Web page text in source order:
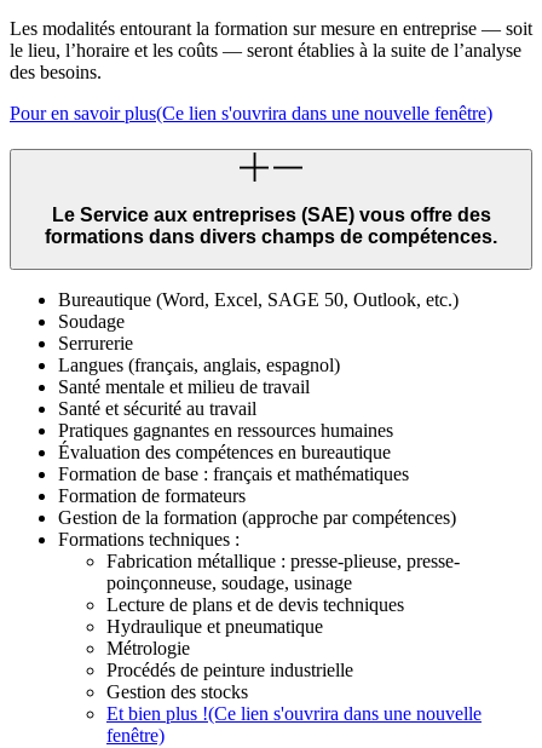
Les modalités entourant la formation sur mesure en entreprise — soit
le lieu, l’horaire et les coûts — seront établies à la suite de l’analyse
des besoins.
Pour en savoir plus(Ce lien s'ouvrira dans une nouvelle fenêtre)
Le Service aux entreprises (SAE) vous offre des
formations dans divers champs de compétences.
Bureautique (Word, Excel, SAGE 50, Outlook, etc.)
Soudage
Serrurerie
Langues (français, anglais, espagnol)
Santé mentale et milieu de travail
Santé et sécurité au travail
Pratiques gagnantes en ressources humaines
Évaluation des compétences en bureautique
Formation de base : français et mathématiques
Formation de formateurs
Gestion de la formation (approche par compétences)
Formations techniques :
Fabrication métallique : presse-plieuse, presse-
poinçonneuse, soudage, usinage
Lecture de plans et de devis techniques
Hydraulique et pneumatique
Métrologie
Procédés de peinture industrielle
Gestion des stocks
Et bien plus !(Ce lien s'ouvrira dans une nouvelle
fenêtre)